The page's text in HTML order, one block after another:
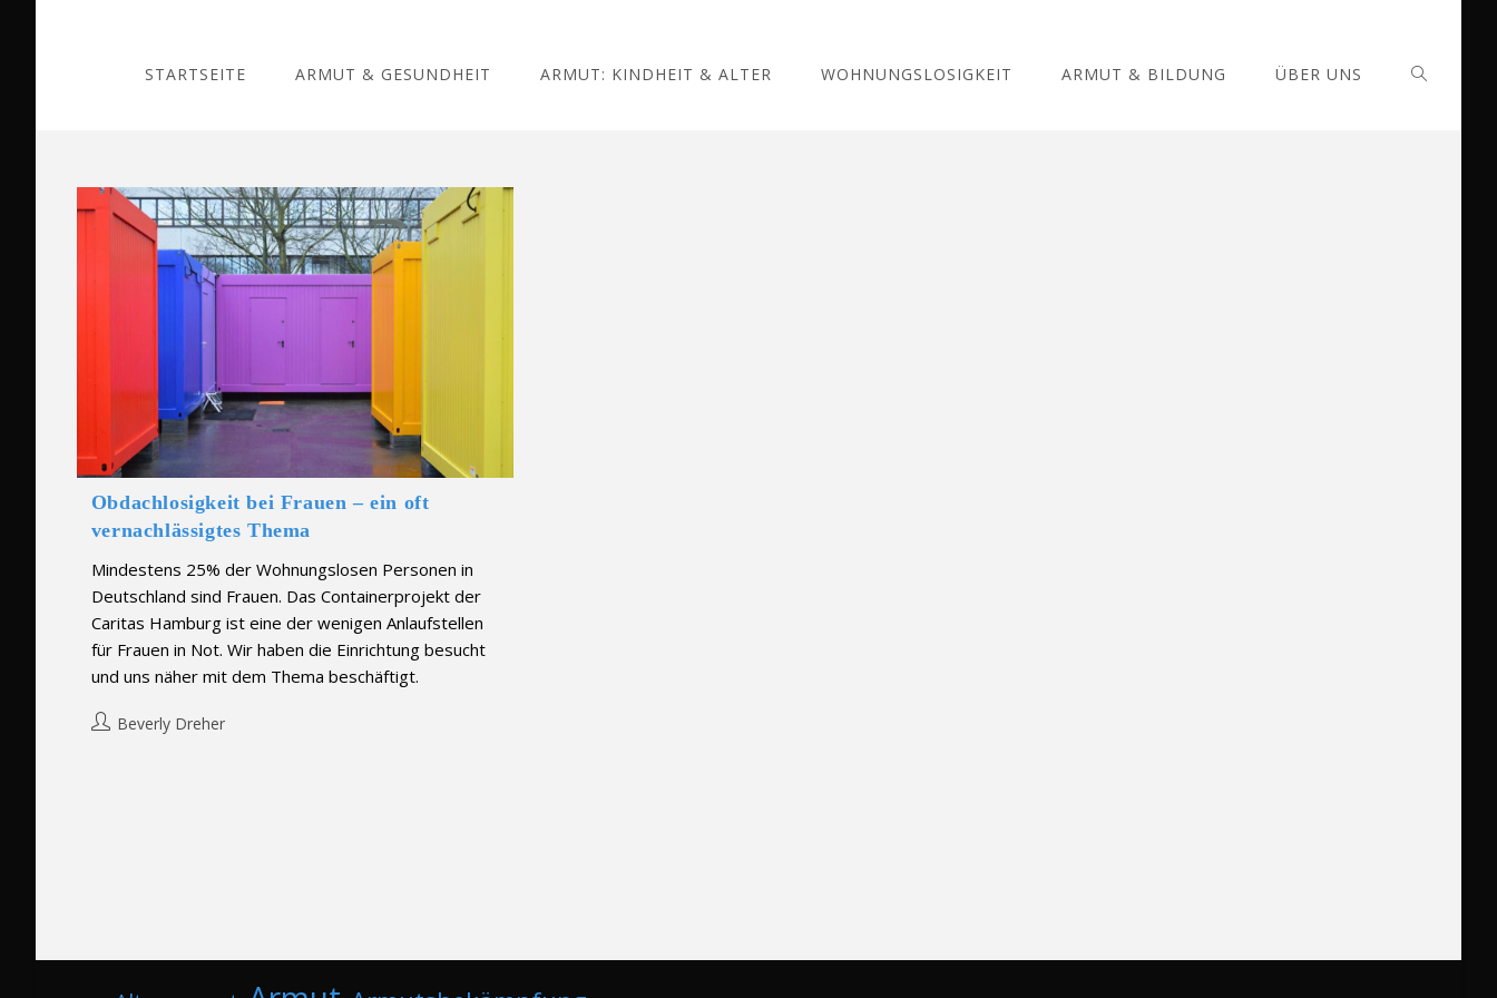
STARTSEITE
ARMUT & GESUNDHEIT ARMUT: KINDHEIT & ALTER WOHNUNGSLOSIGKEIT ARMUT & BILDUNG ÜBER UNS
Obdachlosigkeit bei Frauen – ein oft
vernachlässigtes Thema
Mindestens 25% der Wohnungslosen Personen in
Deutschland sind Frauen. Das Containerprojekt der
Caritas Hamburg ist eine der wenigen Anlaufstellen
für Frauen in Not. Wir haben die Einrichtung besucht
und uns näher mit dem Thema beschäftigt.
PostBeverly Dreher